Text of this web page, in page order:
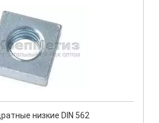
низкие DIN 562